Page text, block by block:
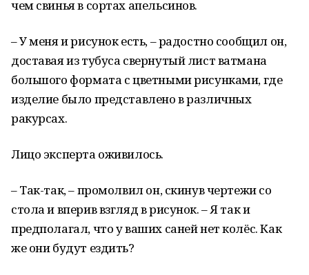
чем свинья в сортах апельсинов.
– У меня и рисунок есть, – радостно сообщил он,
доставая из тубуса свернутый лист ватмана
большого формата с цветными рисунками, где
изделие было представлено в различных
ракурсах.
Лицо эксперта оживилось.
– Так-так, – промолвил он, скинув чертежи со
стола и вперив взгляд в рисунок. – Я так и
предполагал, что у ваших саней нет колёс. Как
же они будут ездить?